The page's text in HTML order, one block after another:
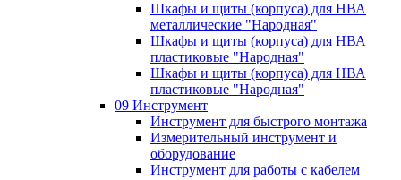
Шкафы и щиты (корпуса) для НВА
металлические "Народная"
Шкафы и щиты (корпуса) для НВА
пластиковые "Народная"
Шкафы и щиты (корпуса) для НВА
пластиковые "Народная"
09 Инструмент
Инструмент для быстрого монтажа
Измерительный инструмент и
оборудование
Инструмент для работы с кабелем